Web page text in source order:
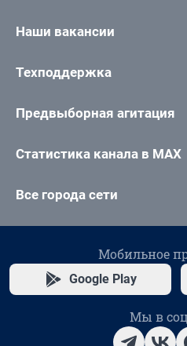
Наши вакансии
Техподдержка
Предвыборная агитация
Статистика канала в MAX
Все города сети
Мобильное
Google Play
Мы в